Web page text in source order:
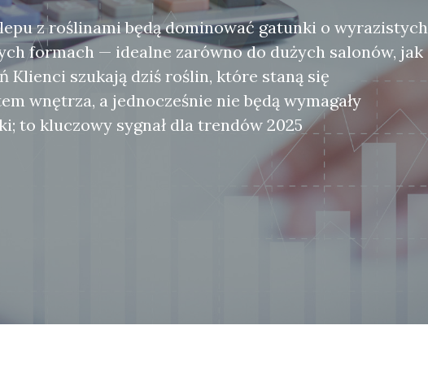
z roślinami będą dominować gatunki o wyrazistych
formach — idealne zarówno do dużych salonów, jak
Klienci szukają dziś roślin, które staną się
wnętrza, a jednocześnie nie będą wymagały
to kluczowy sygnał dla trendów 2025